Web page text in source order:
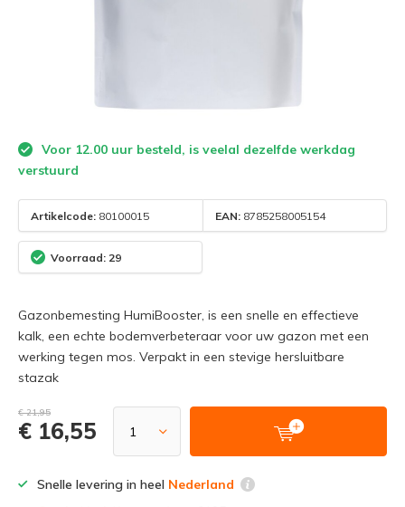
Voor 12.00 uur besteld, is veelal dezelfde werkdag
verstuurd
Artikelcode: 80100015 EAN: 8785258005154
Voorraad: 29
Gazonbemesting HumiBooster, is een snelle en effectieve
kalk, een echte bodemverbeteraar voor uw gazon met een
werking tegen mos. Verpakt in een stevige hersluitbare
stazak
€ 21,95
€ 16,55
Snelle levering in heel Nederland